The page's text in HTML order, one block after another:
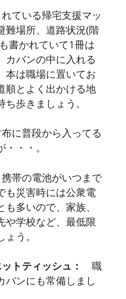
ている帰宅支援マッ
難場所、道路状況(階
書かれていて1冊は
カバンの中に入れる
本は職場に置いてお
順とよく出かける地
歩きましょう。
に普段から入ってる
・・。
帯の電池がいつまで
も災害時には公衆電
多いので、家族、
や学校など、最低限
う。
トティッシュ：
職
バンにも常備しまし